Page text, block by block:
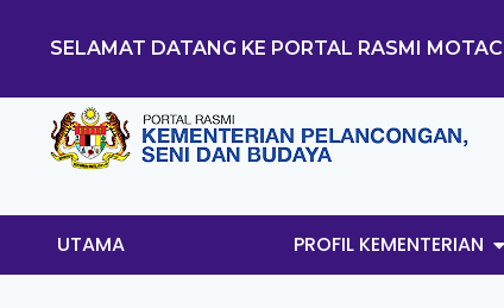
SELAMAT DATANG KE PORTAL RASMI MOTAC
UTAMA PROFIL KEMENTERIAN